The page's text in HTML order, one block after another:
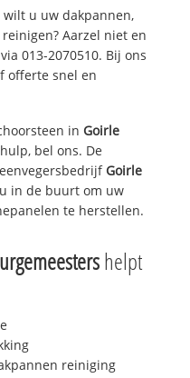
wilt u uw dakpannen,
Aarzel niet en
013-2070510. Bij ons
offerte snel en
in Goirle
bel ons. De
Goirle
in de buurt om uw
te herstellen.
helpt
reiniging